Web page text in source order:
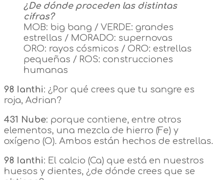
¿De dónde proceden las distintas
cifras?
MOB: big bang / VERDE: grandes
estrellas / MORADO: supernovas
ORO: rayos cósmicos / ORO: estrellas
pequeñas / ROS: construcciones
humanas
98 Ianthi: ¿Por qué crees que tu sangre es
roja, Adrian?
431 Nube: porque contiene, entre otros
elementos, una mezcla de hierro (Fe) y
oxígeno (O). Ambos están hechos de estrellas.
98 Ianthi: El calcio (Ca) que está en nuestros
huesos y dientes, ¿de dónde crees que se